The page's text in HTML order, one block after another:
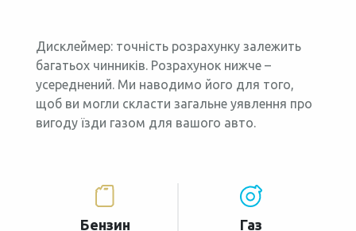
Дисклеймер: точність розрахунку залежить
багатьох чинників. Розрахунок нижче –
усереднений. Ми наводимо його для того,
щоб ви могли скласти загальне уявлення про
вигоду їзди газом для вашого авто.
Бензин Газ